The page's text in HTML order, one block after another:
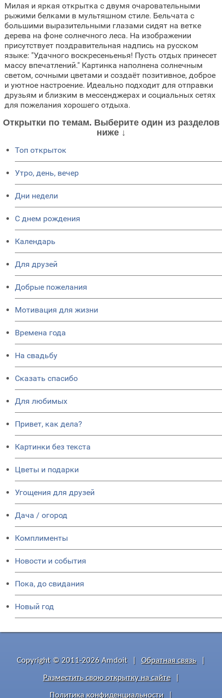
Милая и яркая открытка с двумя очаровательными
рыжими белками в мультяшном стиле. Бельчата с
большими выразительными глазами сидят на ветке
дерева на фоне солнечного леса. На изображении
присутствует поздравительная надпись на русском
языке: "Удачного воскресеньенья! Пусть отдых принесет
массу впечатлений." Картинка наполнена солнечным
светом, сочными цветами и создаёт позитивное, доброе
и уютное настроение. Идеально подходит для отправки
друзьям и близким в мессенджерах и социальных сетях
для пожелания хорошего отдыха.
Открытки по темам. Выберите один из разделов
ниже ↓
Топ открыток
Утро, день, вечер
Дни недели
C днем рождения
Календарь
Для друзей
Добрые пожелания
Мотивация для жизни
Времена года
На свадьбу
Сказать спасибо
Для любимых
Привет, как дела?
Картинки без текста
Цветы и подарки
Угощения для друзей
Дача / огород
Комплименты
Новости и события
Пока, до свидания
Новый год
Copyright © 2011-2026 Amdoit Обратная связь
Разместить свою открытку на сайте
Политика конфиденциальности